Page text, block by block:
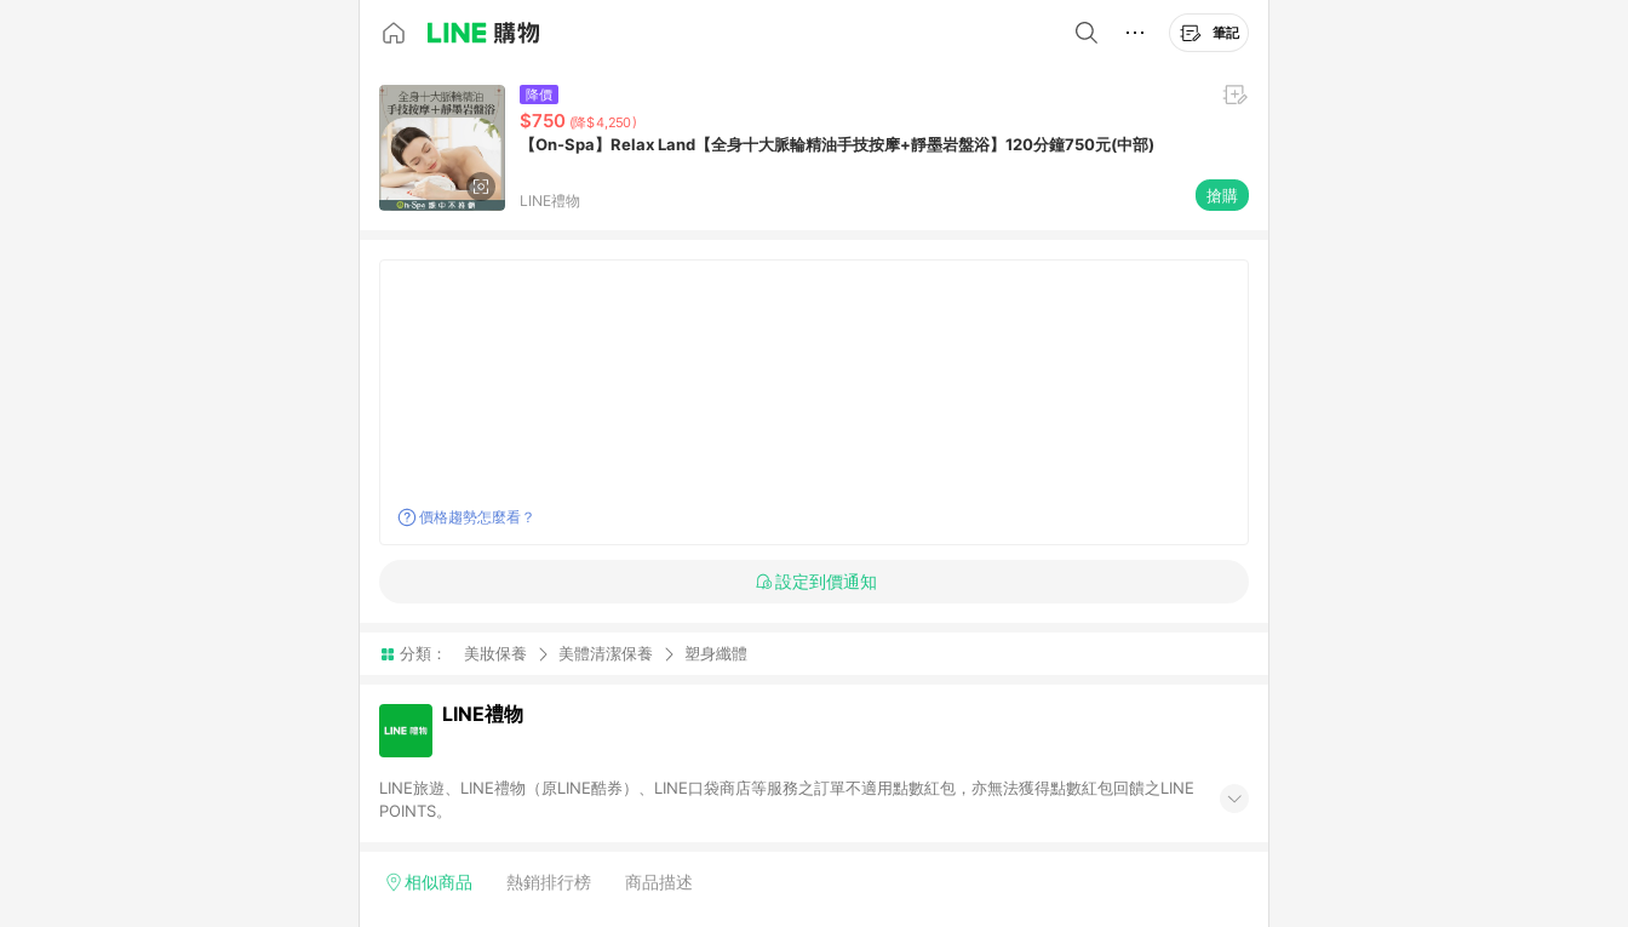
筆記
降價
$750 (降$4,250)
【On-Spa】Relax Land【全身十大脈輪精油手技按摩+靜墨岩盤浴】120分鐘750元(中部)
LINE禮物 搶購
價格趨勢怎麼看？
設定到價通知
分類： 美妝保養 美體清潔保養 塑身纖體
LINE禮物
LINE旅遊、LINE禮物（原LINE酷券）、LINE口袋商店等服務之訂單不適用點數紅包，亦無法獲得點數紅包回饋之LINE
POINTS。
相似商品 熱銷排行榜 商品描述